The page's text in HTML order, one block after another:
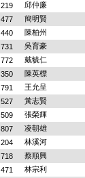
219
邱仲廉
477
簡明賢
440
陳柏州
731
吳育豪
772
戴毓仁
350
陳英標
791
王允呈
527
黃志賢
509
張榮輝
807
凌朝雄
204
林溪河
718
蔡順興
471
林宗利